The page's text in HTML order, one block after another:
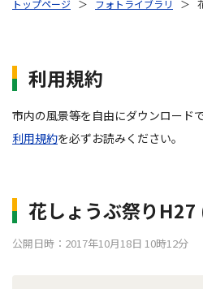
トップページ ＞ フォトライブラリ ＞
利用規約
市内の風景等を自由にダウンロード
利用規約を必ずお読みください。
花しょうぶ祭りH27
公開日時：2017年10月18日 10時12分